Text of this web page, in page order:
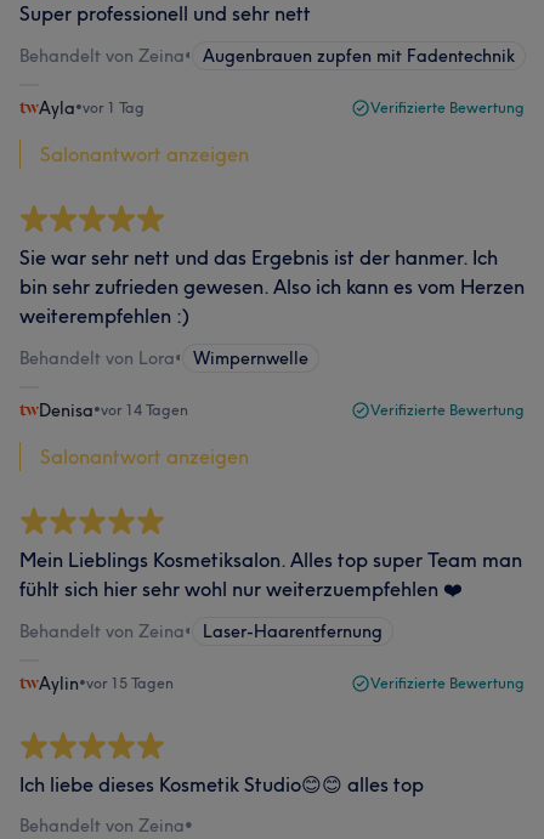
Super professionell und sehr nett
Behandelt von Zeina• Augenbrauen zupfen mit Fadentechnik
Ayla•vor 1 Tag Verifizierte Bewertung
Salonantwort anzeigen
Sie war sehr nett und das Ergebnis ist der hanmer. Ich
bin sehr zufrieden gewesen. Also ich kann es vom Herzen
weiterempfehlen :)
Behandelt von Lora• Wimpernwelle
Denisa•vor 14 Tagen Verifizierte Bewertung
Salonantwort anzeigen
Mein Lieblings Kosmetiksalon. Alles top super Team man
fühlt sich hier sehr wohl nur weiterzuempfehlen ❤️
Behandelt von Zeina• Laser-Haarentfernung
Aylin•vor 15 Tagen Verifizierte Bewertung
Ich liebe dieses Kosmetik Studio😊😊 alles top
Behandelt von Zeina•